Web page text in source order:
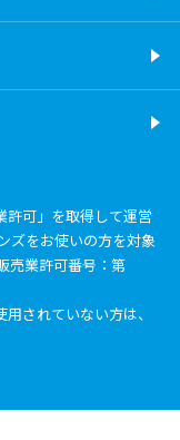
許可」を取得して運営
ズをお使いの方を対象
売業許可番号：第
されていない方は、